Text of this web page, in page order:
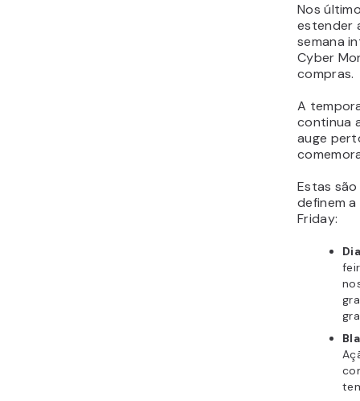
Nos
estender
semana
Cyber
compras.
A
continua
auge
Estas
definem
Friday: